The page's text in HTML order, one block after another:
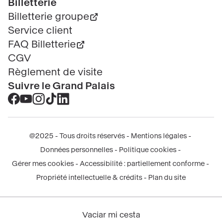
Billetterie
Billetterie groupe
Service client
FAQ Billetterie
CGV
Règlement de visite
Suivre le Grand Palais
Accéder
au
nouvelle
Accéder
au
nouvelle
fenêtre
Accéder
au
nouvelle
fenêtre
Accéder
au
tok
-
nouvelle
Accéder
au
-
nouvelle
fenêtre
légal
@2025 - Tous droits réservés
Mentions légales
Données personnelles
Politique cookies
Gérer mes cookies
Accessibilité : partiellement conforme
Propriété intellectuelle & crédits
Plan du site
Vaciar mi cesta